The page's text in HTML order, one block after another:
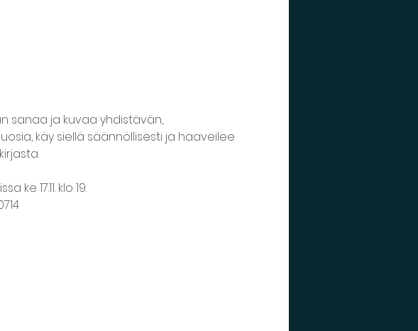
sanaa ja kuvaa yhdistävän,
käy siellä säännöllisesti ja haaveilee
17.11. klo 19.